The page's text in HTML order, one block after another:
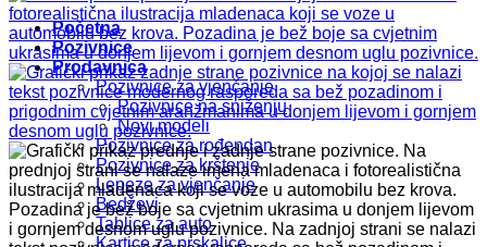
Početna
Pozivnice
Prodavnica
Pozivnice za vjenčanje
Pozivnice na sniženju
Novi modeli
Pozivnice za rođendan
Pozivnice za krštenje
Lepeze za vjenčanje
Bedževi
Tablice za auto
Kartice za prskalice